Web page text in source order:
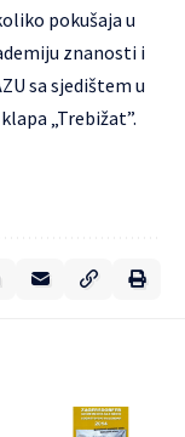
pokušaja u
znanosti i
sa sjedištem u
„Trebižat”.